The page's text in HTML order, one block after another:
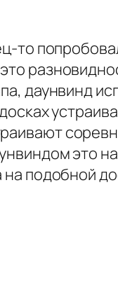
то
даунвинд
это
подобной